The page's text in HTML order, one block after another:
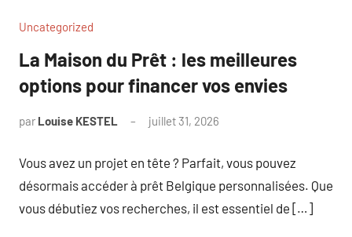
Uncategorized
La Maison du Prêt : les meilleures
options pour financer vos envies
par Louise KESTEL juillet 31, 2026
Vous avez un projet en tête ? Parfait, vous pouvez
désormais accéder à prêt Belgique personnalisées. Que
vous débutiez vos recherches, il est essentiel de […]